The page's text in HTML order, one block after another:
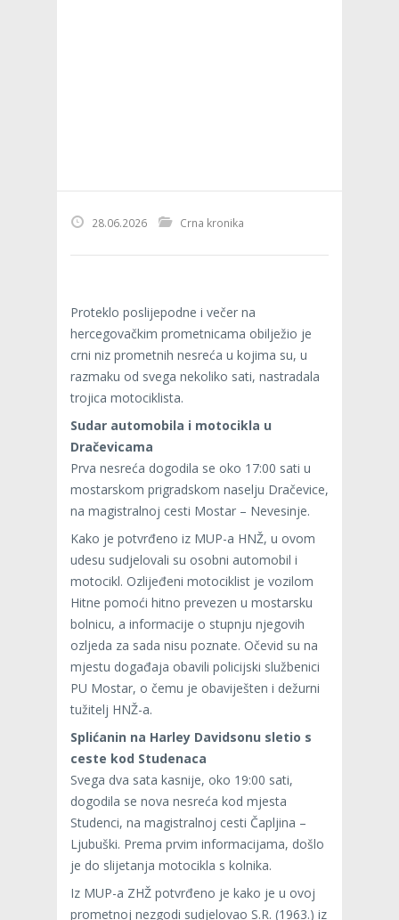
28.06.2026 Crna kronika
Proteklo poslijepodne i večer na
hercegovačkim prometnicama obilježio je
crni niz prometnih nesreća u kojima su, u
razmaku od svega nekoliko sati, nastradala
trojica motociklista.
Sudar automobila i motocikla u
Dračevicama
Prva nesreća dogodila se oko 17:00 sati u
mostarskom prigradskom naselju Dračevice,
na magistralnoj cesti Mostar – Nevesinje.
Kako je potvrđeno iz MUP-a HNŽ, u ovom
udesu sudjelovali su osobni automobil i
motocikl. Ozlijeđeni motociklist je vozilom
Hitne pomoći hitno prevezen u mostarsku
bolnicu, a informacije o stupnju njegovih
ozljeda za sada nisu poznate. Očevid su na
mjestu događaja obavili policijski službenici
PU Mostar, o čemu je obaviješten i dežurni
tužitelj HNŽ-a.
Splićanin na Harley Davidsonu sletio s
ceste kod Studenaca
Svega dva sata kasnije, oko 19:00 sati,
dogodila se nova nesreća kod mjesta
Studenci, na magistralnoj cesti Čapljina –
Ljubuški. Prema prvim informacijama, došlo
je do slijetanja motocikla s kolnika.
Iz MUP-a ZHŽ potvrđeno je kako je u ovoj
prometnoj nezgodi sudjelovao S.R. (1963.) iz